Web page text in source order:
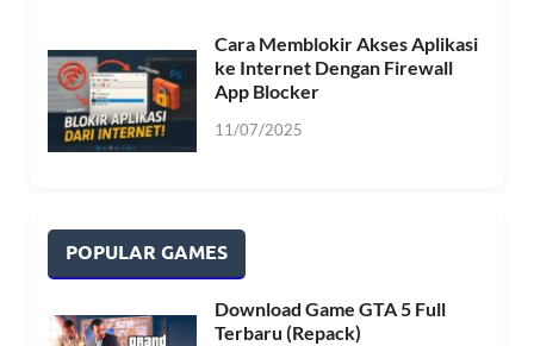
Cara Memblokir Akses Aplikasi
ke Internet Dengan Firewall
App Blocker
11/07/2025
POPULAR GAMES
Download Game GTA 5 Full
Terbaru (Repack)